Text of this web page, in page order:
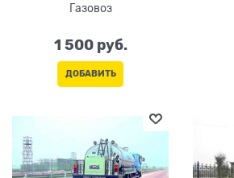
Газовоз
1 500 руб.
ДОБАВИТЬ